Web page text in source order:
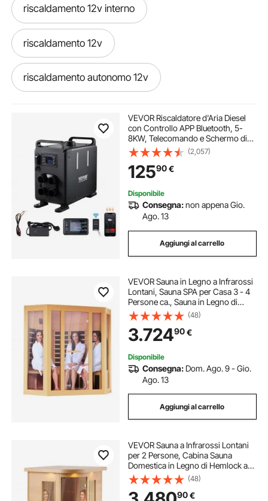
riscaldamento 12v interno
riscaldamento 12v
riscaldamento autonomo 12v
caldaia riscaldamento gas
riscaldamento per serbatoi
scambiatore di calore per riscaldamento
impianto riscaldamento a pavimento
piastre di riscaldamento
collettori riscaldamento a pavimento
tubo riscaldamento coibentato
collettore di riscaldamento a pavimento
tubo coibentato per riscaldamento
VEVOR Riscaldatore d'Aria Diesel
con Controllo APP Bluetooth, 5-
8KW, Telecomando e Schermo di
Visualizzazione, Allarme CO,
Riscaldatore Diesel a Riscaldamento
Portatile per Veicoli e Garage 5-
8KW, 12V/24V
(2,057)
12590€
Disponibile
Consegna:non appena Gio.
Ago. 13
Aggiungi al carrello
VEVOR Sauna in Legno a Infrarossi
Lontani, Sauna SPA per Casa 3 - 4
Persone ca., Sauna in Legno di
Cicuta a Infrarossi Lontani a Basso
EMF Porta in Vetro Temperato
Altoparlanti Bluetooth 2470W
(48)
3.72490€
Disponibile
Consegna: Dom. Ago. 9 - Gio.
Ago. 13
Aggiungi al carrello
VEVOR Sauna a Infrarossi Lontani
per 2 Persone, Cabina Sauna
Domestica in Legno di Hemlock a
Infrarossi a Basso EMF con Porta in
Vetro Temperato, Altoparlanti
Bluetooth, Lampada LED, 2000W
(48)
90€